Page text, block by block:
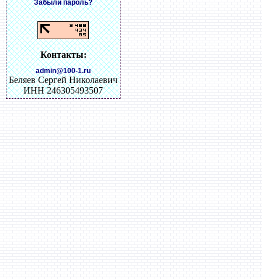
Забыли пароль?
Контакты:
admin@100-1.ru
Беляев Сергей Николаевич
ИНН 246305493507